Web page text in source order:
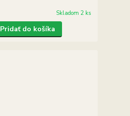
Skladom 2 ks
Pridať do košíka